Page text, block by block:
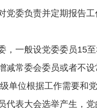
党委负责并定期报告
一般设党委委员15至
减常委会委员或者不
位根据工作需要和党
代表大会选举产生，